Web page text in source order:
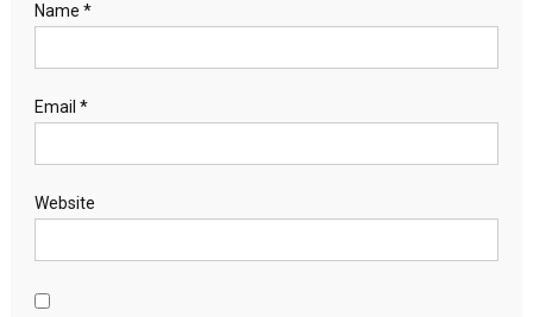
Name *
Email *
Website